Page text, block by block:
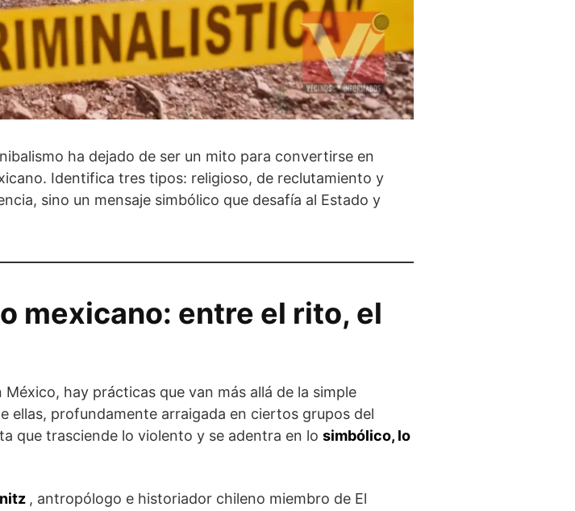
ha dejado de ser un mito para convertirse en
Identifica tres tipos: religioso, de reclutamiento y
sino un mensaje simbólico que desafía al Estado y
mexicano: entre el rito, el
hay prácticas que van más allá de la simple
ellas, profundamente arraigada en ciertos grupos del
que trasciende lo violento y se adentra en lo simbólico, lo
, antropólogo e historiador chileno miembro de El